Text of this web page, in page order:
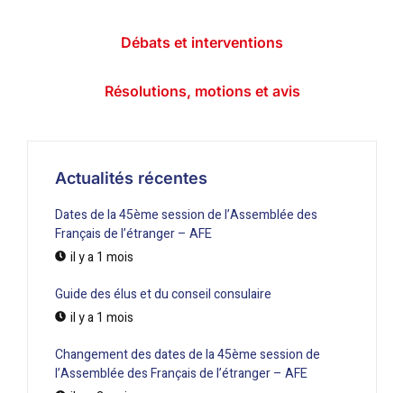
Débats et interventions
Résolutions, motions et avis
Actualités récentes
Dates de la 45ème session de l’Assemblée des
Français de l’étranger – AFE
il y a 1 mois
Guide des élus et du conseil consulaire
il y a 1 mois
Changement des dates de la 45ème session de
l’Assemblée des Français de l’étranger – AFE